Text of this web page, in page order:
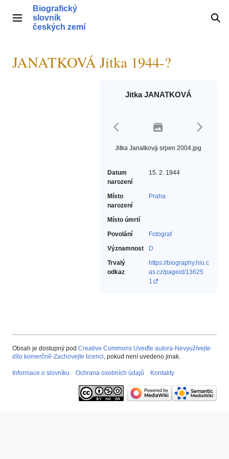
obsahHlavní menu
Biografický
slovník
českých zemí
JANATKOVÁ Jitka 1944-?
Jitka JANATKOVÁ
Jitka Janatková̠ srpen 2004.jpg
Datum
narození
15. 2. 1944
Místo
narození
Praha
Místo úmrtí
Povolání
Fotograf‎
Významnost
D
Trvalý
odkaz
https://biography.hiu.c
as.cz/pageid/13625
1
Obsah je dostupný pod Creative Commons Uveďte autora-Nevyužívejte
dílo komerčně-Zachovejte licenci, pokud není uvedeno jinak.
Informace o slovníku Ochrana osobních údajů Kontakty